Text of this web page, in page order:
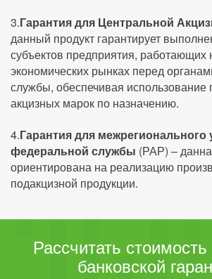
3.Гарантия для Центральной
данный продукт гарантирует
субъектов предприятия,
экономических рынках перед
службы, обеспечивая использование
акцизных марок по назначению.
4.Гарантия для межрегионального
федеральной службы (РАР) –
ориентирована на реализацию
подакцизной продукции.
Рассчитать
банковской